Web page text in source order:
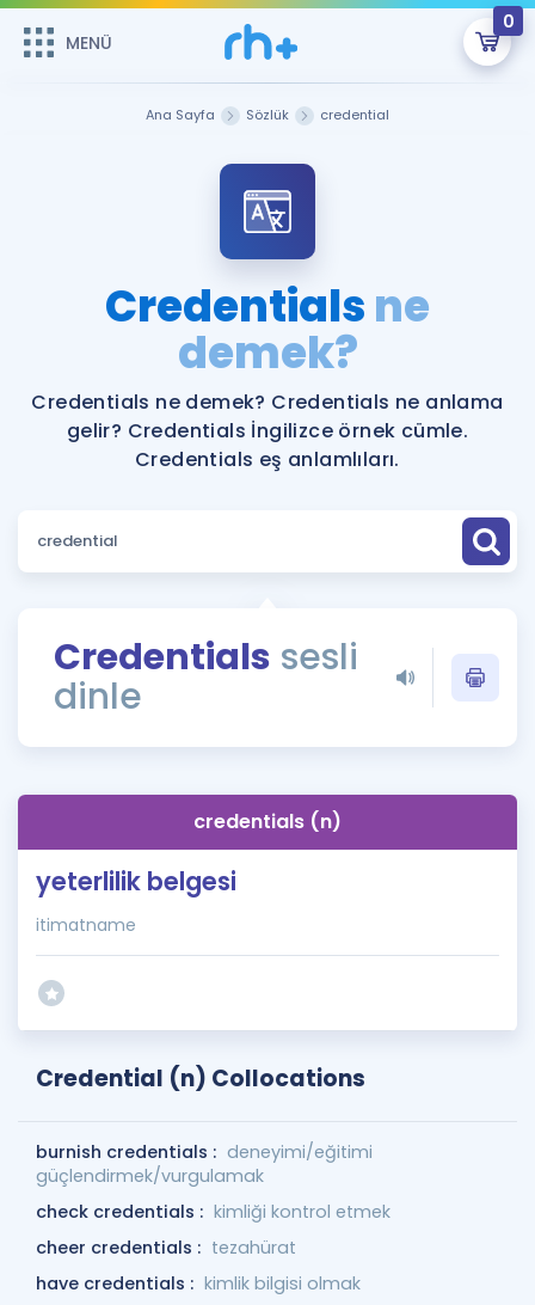
MENÜ
0
Şifremi Hatırlamıyorum
Sepetin Şu An Boş.
Remzi Hoca ile seni sınava hazırlayacak onlarca eğitim seni
bekliyor!
MENÜ
Katılımcı Görüşleri
Faydalı Araçlar
Ücretsiz Kaynaklar
ÖSYM Sınav Takvimi
Kampanyalar
İngilizce Gramer
İngilizce Gramer
Ana Sayfa Sözlük credential
Credentialsne
demek?
Credentials ne demek? Credentials ne anlama
gelir? Credentials İngilizce örnek cümle.
Credentials eş anlamlıları.
Credentials sesli
dinle
credentials (n)
yeterlilik belgesi
itimatname
Credential (n) Collocations
burnish credentials : deneyimi/eğitimi
güçlendirmek/vurgulamak
check credentials : kimliği kontrol etmek
cheer credentials : tezahürat
have credentials : kimlik bilgisi olmak